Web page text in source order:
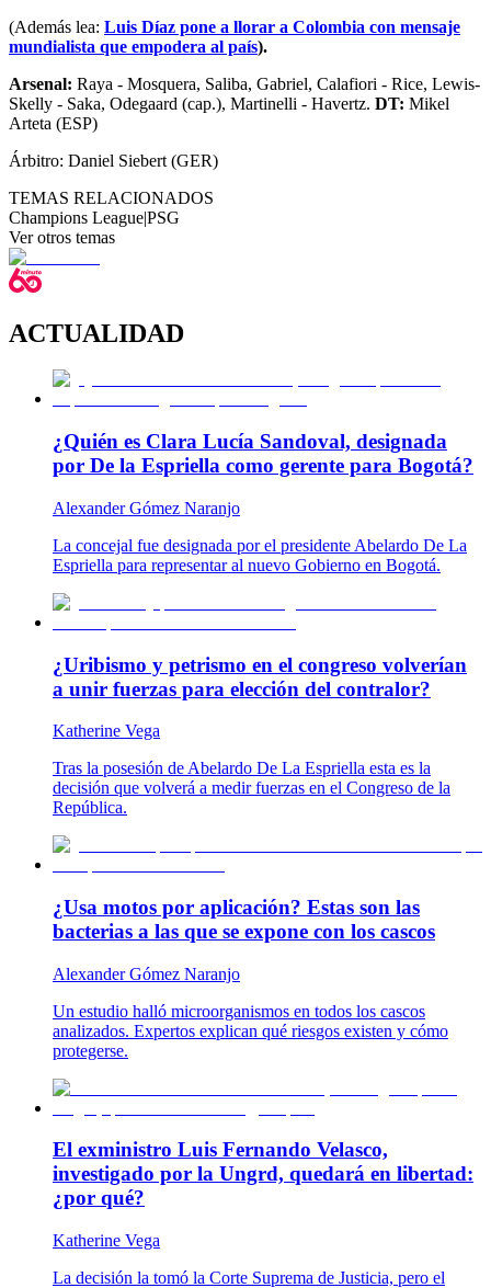
(Además lea: Luis Díaz pone a llorar a Colombia con mensaje
mundialista que empodera al país).
Arsenal: Raya - Mosquera, Saliba, Gabriel, Calafiori - Rice, Lewis-
Skelly - Saka, Odegaard (cap.), Martinelli - Havertz. DT: Mikel
Arteta (ESP)
Árbitro: Daniel Siebert (GER)
TEMAS RELACIONADOS
Champions League|PSG
Ver otros temas
ACTUALIDAD
¿Quién es Clara Lucía Sandoval, designada
por De la Espriella como gerente para Bogotá?
Alexander Gómez Naranjo
La concejal fue designada por el presidente Abelardo De La
Espriella para representar al nuevo Gobierno en Bogotá.
¿Uribismo y petrismo en el congreso volverían
a unir fuerzas para elección del contralor?
Katherine Vega
Tras la posesión de Abelardo De La Espriella esta es la
decisión que volverá a medir fuerzas en el Congreso de la
República.
¿Usa motos por aplicación? Estas son las
bacterias a las que se expone con los cascos
Alexander Gómez Naranjo
Un estudio halló microorganismos en todos los cascos
analizados. Expertos explican qué riesgos existen y cómo
protegerse.
El exministro Luis Fernando Velasco,
investigado por la Ungrd, quedará en libertad:
¿por qué?
Katherine Vega
La decisión la tomó la Corte Suprema de Justicia, pero el